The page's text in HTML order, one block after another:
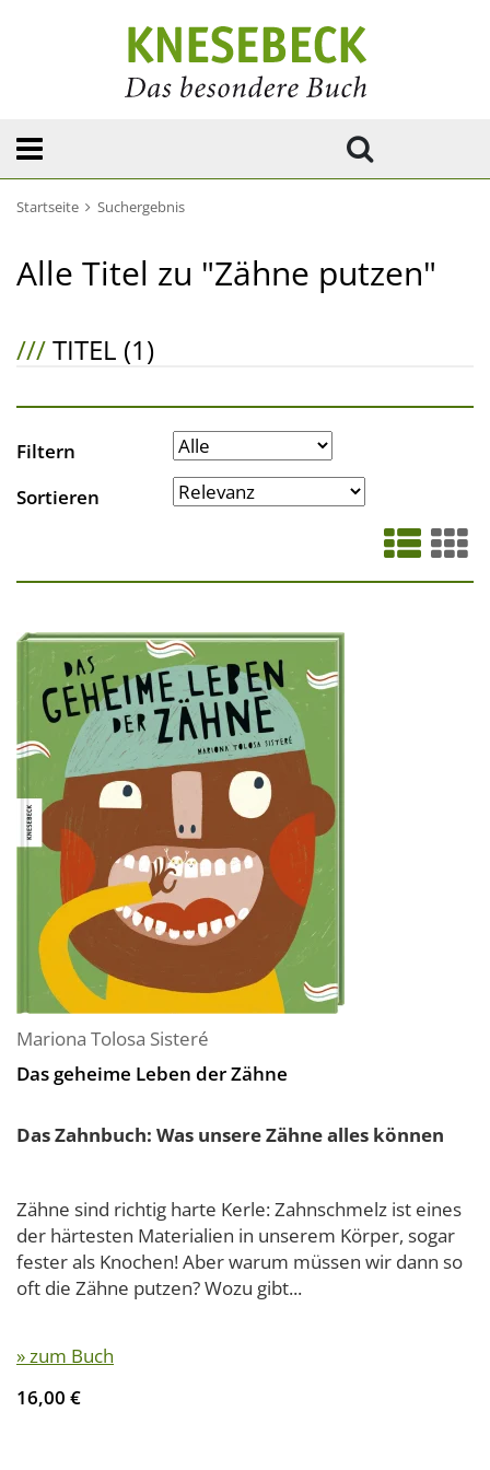
Startseite Suchergebnis
Alle Titel zu "Zähne putzen"
///TITEL (1)
Filtern
Sortieren
Mariona Tolosa Sisteré
Das geheime Leben der Zähne
Das Zahnbuch: Was unsere Zähne alles können
Zähne sind richtig harte Kerle: Zahnschmelz ist eines
der härtesten Materialien in unserem Körper, sogar
fester als Knochen! Aber warum müssen wir dann so
oft die Zähne putzen? Wozu gibt...
» zum Buch
16,00 €